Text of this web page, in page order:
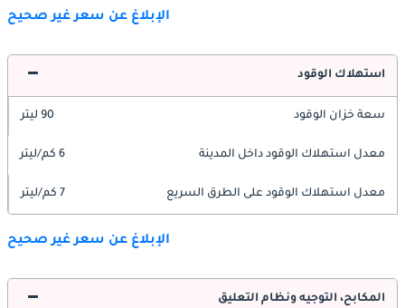
الإبلاغ عن سعر غير صحيح
استهلاك الوقود
سعة خزان الوقود 90 ليتر
معدل استهلاك الوقود داخل المدينة 6 كم/ليتر
معدل استهلاك الوقود على الطرق السريع 7 كم/ليتر
الإبلاغ عن سعر غير صحيح
المكابح، التوجيه ونظام التعليق